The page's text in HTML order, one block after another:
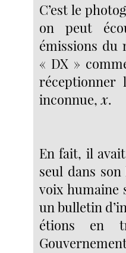
C’est le
on peut
émissions du
« DX »
réceptionner
inconnue, x.
En fait, il
seul dans
voix humaine
un bulletin
étions en